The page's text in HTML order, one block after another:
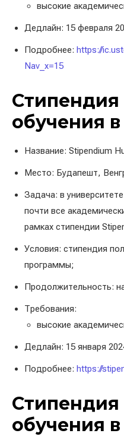
высокие
Дедлайн: 15 февраля
Подробнее: https://
Nav_x=15
Стипендия
обучения
Название: Stipendium
Место: Будапешт,
Задача: в
почти все
рамках стипендии
Условия: стипендия
программы;
Продолжительность:
Требования:
высокие
Дедлайн: 15 января
Подробнее: https://
Стипендия
обучения